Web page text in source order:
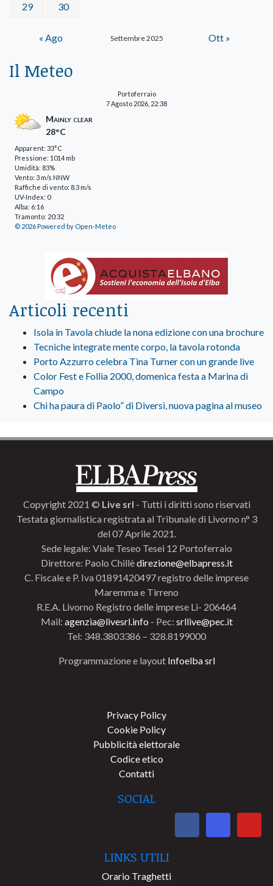
Settembre 2025
29 30
« Ago Ott »
Il Meteo
Portoferraio
7 Agosto 2026, 22:38
Mainly clear
28°C
Apparent: 33°C
Pressione: 1014 mb
Umidità: 83%
Vento: 3 m/s NNW
Raffiche di vento: 8.3 m/s
UV-Index: 0
Alba: 6:16
Tramonto: 20:32
© 2026 Powered by Open-Meteo
Articoli recenti
Isola in Tavola chiude la nona edizione con una brochure
Tecniche integrate mente corpo, la tavola rotonda
Porto Azzurro celebra Tina Turner con un grande live
Color Fest e Follia 2000, domenica festa a Marina di
Campo
Chi ha paura di Paolo” di Diversi, nuova pagina al museo
Copyright 2021 © Live srl - Tutti i diritti sono riservati
Testata giornalistica registrata al Tribunale di Livorno n° 3
del 07 Aprile 2021.
Sede legale: Viale Teseo Tesei 12 Portoferraio
Direttore: Paolo Chillèdirezione@elbapress.it
C. Fiscale e P. Iva 01891420497 registro delle imprese
Maremma e Tirreno
R.E.A. Livorno Registro delle imprese Li- 206464
Mail: agenzia@livesrl.info - Pec: srllive@pec.it
Tel: 348.3803386 – 328.8199000
Programmazione e layout Infoelba srl
Privacy Policy
Cookie Policy
Pubblicità elettorale
Codice etico
Contatti
SOCIAL
LINKS UTILI
Orario Traghetti